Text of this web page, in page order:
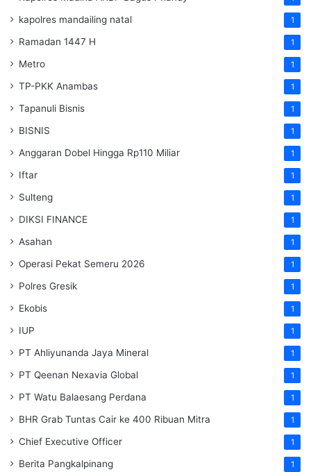
kapolres mandailing natal 1
Ramadan 1447 H 1
Metro 1
TP-PKK Anambas 1
Tapanuli Bisnis 1
BISNIS 1
Anggaran Dobel Hingga Rp110 Miliar 1
Iftar 1
Sulteng 1
DIKSI FINANCE 1
Asahan 1
Operasi Pekat Semeru 2026 1
Polres Gresik 1
Ekobis 1
IUP 1
PT Ahliyunanda Jaya Mineral 1
PT Qeenan Nexavia Global 1
PT Watu Balaesang Perdana 1
BHR Grab Tuntas Cair ke 400 Ribuan Mitra 1
Chief Executive Officer 1
Berita Pangkalpinang 1